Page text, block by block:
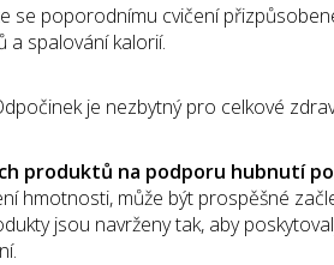
se poporodnímu cvičení
a spalování kalorií.
je nezbytný pro celkové
produktů na podporu hubnutí
hmotnosti, může být prospěšné
jsou navrženy tak, aby